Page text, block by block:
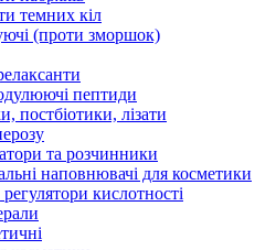
темних кіл
(проти зморшок)
пептиди
постбіотики, лізати
та розчинники
наповнювачі для косметики
кислотності